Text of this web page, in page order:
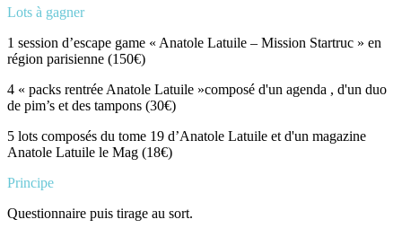
Lots à gagner
1 session d’escape game « Anatole Latuile – Mission Startruc » en
région parisienne (150€)
4 « packs rentrée Anatole Latuile »composé d'un agenda , d'un duo
de pim’s et des tampons (30€)
5 lots composés du tome 19 d’Anatole Latuile et d'un magazine
Anatole Latuile le Mag (18€)
Principe
Questionnaire puis tirage au sort.